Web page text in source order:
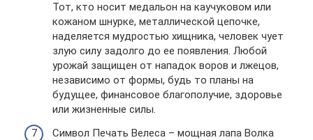
Тот, кто носит медальон на каучуковом или
кожаном шнурке, металлической цепочке,
наделяется мудростью хищника, человек чует
злую силу задолго до ее появления. Любой
урожай защищен от нападок воров и лжецов,
независимо от формы, будь то планы на
будущее, финансовое благополучие, здоровье
или жизненные силы.
Символ Печать Велеса – мощная лапа Волка